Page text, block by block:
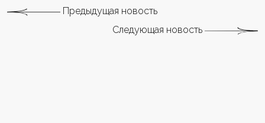
Предыдущая новость
Следующая новость